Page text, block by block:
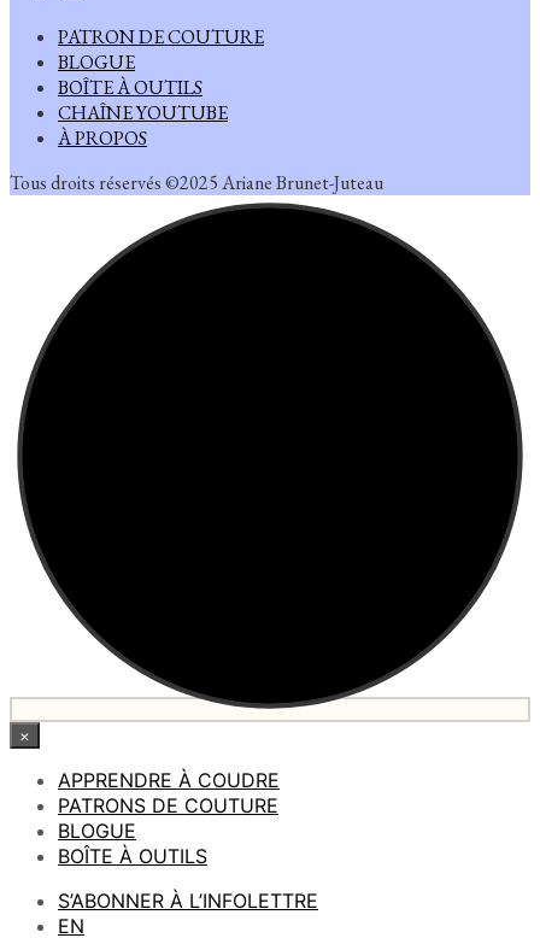
PATRON DE COUTURE
BLOGUE
BOÎTE À OUTILS
CHAÎNE YOUTUBE
À PROPOS
Tous droits réservés ©2025 Ariane Brunet-Juteau
×
APPRENDRE À COUDRE
PATRONS DE COUTURE
BLOGUE
BOÎTE À OUTILS
S’ABONNER À L’INFOLETTRE
EN